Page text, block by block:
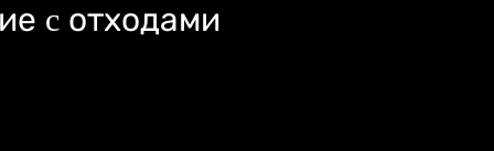
c отходами